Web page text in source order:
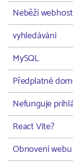
Neběží
vyhledávání
MySQL
Předplatné
Nefunguje
React Vite?
Obnovení webu